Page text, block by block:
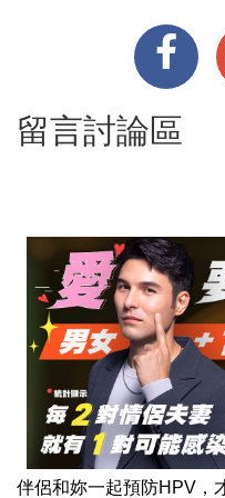
留言討論區
伴侶和妳一起預防HPV，